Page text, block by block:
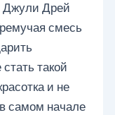
Джули Дрей
смесь
такой
и не
самом начале